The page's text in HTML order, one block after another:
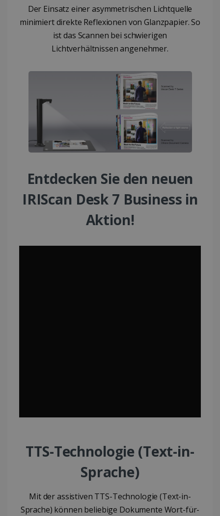
Der Einsatz einer asymmetrischen Lichtquelle
minimiert direkte Reflexionen von Glanzpapier. So
ist das Scannen bei schwierigen
Lichtverhältnissen angenehmer.
Entdecken Sie den neuen
IRIScan Desk 7 Business in
Aktion!
TTS-Technologie (Text-in-
Sprache)
Mit der assistiven TTS-Technologie (Text-in-
Sprache) können beliebige Dokumente Wort-für-